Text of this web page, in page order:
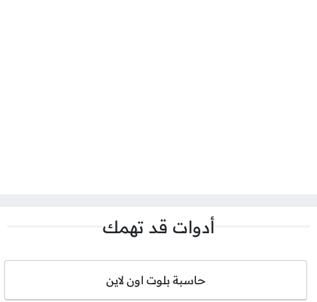
أدوات قد تهمك
حاسبة بلوت اون لاين